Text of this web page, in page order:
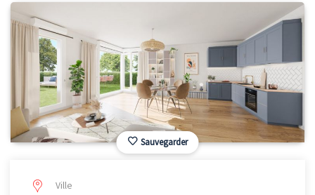
Sauvegarder
Ville